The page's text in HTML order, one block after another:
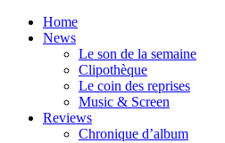
Home
News
Le son de la semaine
Clipothèque
Le coin des reprises
Music & Screen
Reviews
Chronique d’album